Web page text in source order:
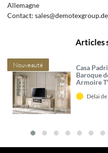
Allemagne
Contact: sales@demotexgroup.de
Articles
Nouveauté
Casa
Baroque
Armoire
Salon et
Délai